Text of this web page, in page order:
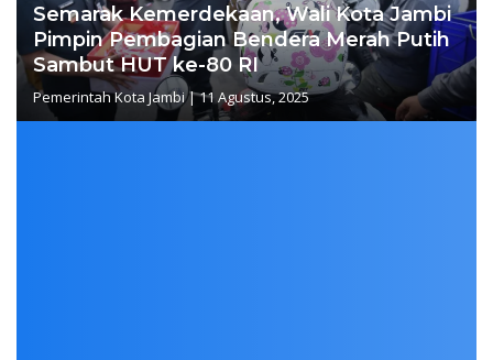
Semarak Kemerdekaan, Wali Kota Jambi
Pimpin Pembagian Bendera Merah Putih
Sambut HUT ke-80 RI
Pemerintah Kota Jambi|11 Agustus, 2025